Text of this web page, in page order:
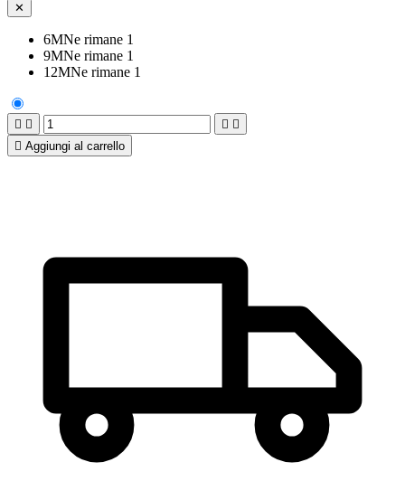
✕
6MNe rimane 1
9MNe rimane 1
12MNe rimane 1
   
 Aggiungi al carrello